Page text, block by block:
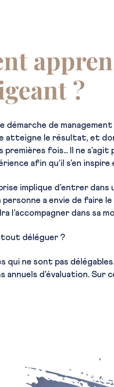
?
démarche de
atteigne le résultat, et
premières fois… Il ne
afin qu’il s’en
implique d’entrer
personne a envie de faire
l’accompagner dans sa
tout déléguer ?
qui ne sont pas
annuels d’évaluation.